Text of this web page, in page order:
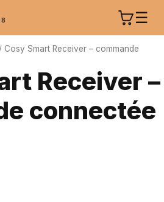
☰
/ Cosy Smart Receiver – commande
Receiver –
connectée